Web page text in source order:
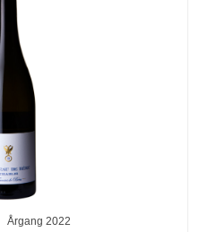
Årgang 2022